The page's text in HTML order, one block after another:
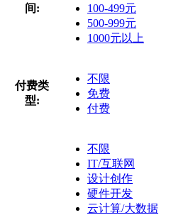
间:
100-499元
500-999元
1000元以上
付费类
型:
不限
免费
付费
不限
IT/互联网
设计创作
硬件开发
云计算/大数据